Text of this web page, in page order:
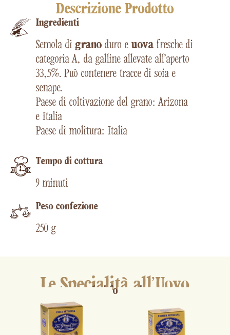
Descrizione Prodotto
Ingredienti
Semola digrano duro e uova fresche di
categoria A, da galline allevate all’aperto
33,5%. Può contenere tracce di soia e
senape.
Paese di coltivazione del grano: Arizona
e Italia
Paese di molitura: Italia
Tempo di cottura​
9 minuti
Peso confezione
250 g
Le Specialità all'Uovo
altri formati